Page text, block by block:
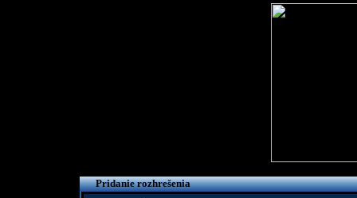
Pridanie rozhrešenia